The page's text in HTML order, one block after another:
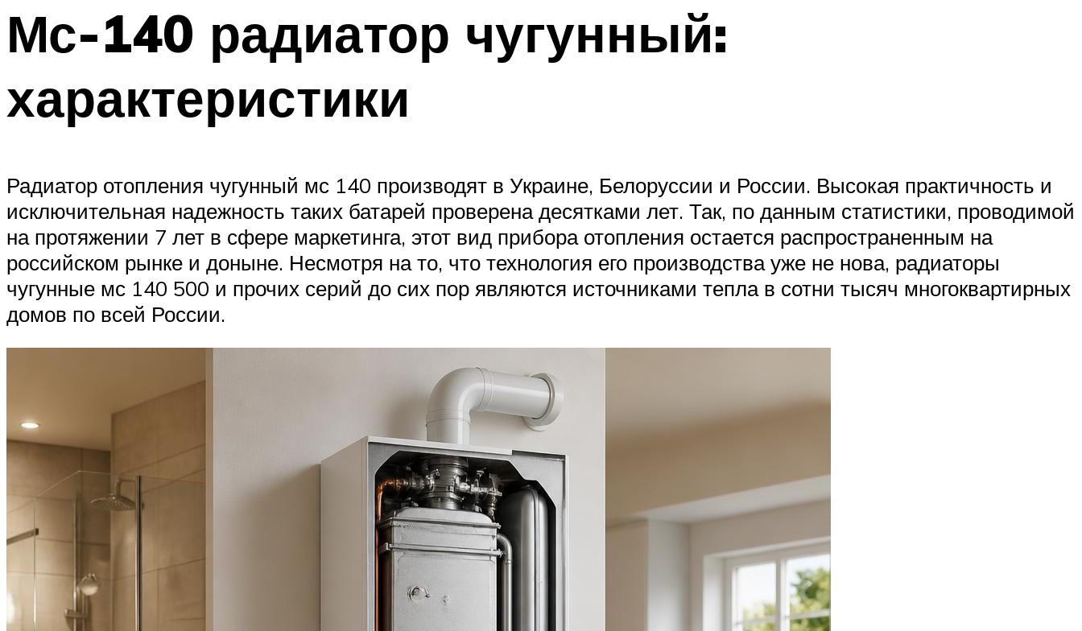
Мс-140 радиатор чугунный:
характеристики
Радиатор отопления чугунный мс 140 производят в Украине, Белоруссии и России. Высокая практичность и
исключительная надежность таких батарей проверена десятками лет. Так, по данным статистики, проводимой
на протяжении 7 лет в сфере маркетинга, этот вид прибора отопления остается распространенным на
российском рынке и доныне. Несмотря на то, что технология его производства уже не нова, радиаторы
чугунные мс 140 500 и прочих серий до сих пор являются источниками тепла в сотни тысяч многоквартирных
домов по всей России.